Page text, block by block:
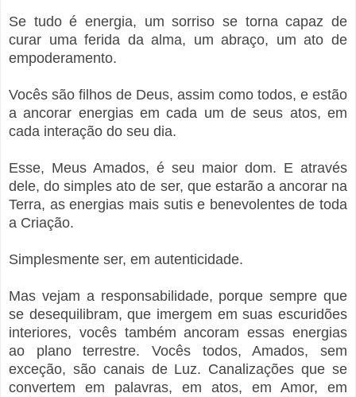
Se tudo é energia, um sorriso se torna capaz de
curar uma ferida da alma, um abraço, um ato de
empoderamento.
Vocês são filhos de Deus, assim como todos, e estão
a ancorar energias em cada um de seus atos, em
cada interação do seu dia.
Esse, Meus Amados, é seu maior dom. E através
dele, do simples ato de ser, que estarão a ancorar na
Terra, as energias mais sutis e benevolentes de toda
a Criação.
Simplesmente ser, em autenticidade.
Mas vejam a responsabilidade, porque sempre que
se desequilibram, que imergem em suas escuridões
interiores, vocês também ancoram essas energias
ao plano terrestre. Vocês todos, Amados, sem
exceção, são canais de Luz. Canalizações que se
convertem em palavras, em atos, em Amor, em